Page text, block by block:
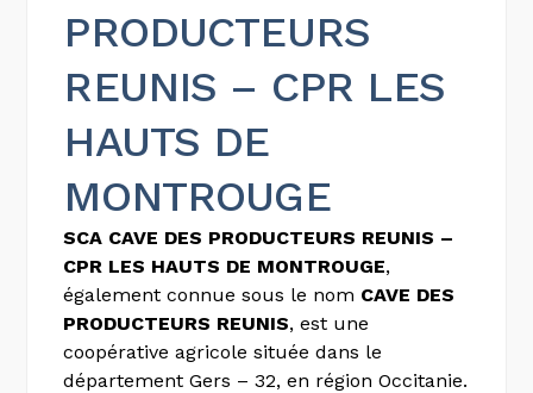
PRODUCTEURS
REUNIS – CPR LES
HAUTS DE
MONTROUGE
SCA CAVE DES PRODUCTEURS REUNIS –
CPR LES HAUTS DE MONTROUGE,
également connue sous le nom CAVE DES
PRODUCTEURS REUNIS, est une
coopérative agricole située dans le
département Gers – 32, en région Occitanie.